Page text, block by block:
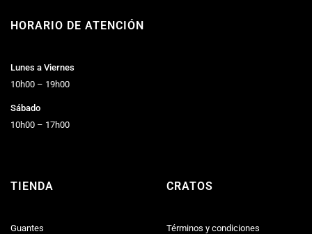
HORARIO DE ATENCIÓN
Lunes a Viernes
10h00 – 19h00
Sábado
10h00 – 17h00
TIENDA
Guantes
CRATOS
Términos y condiciones